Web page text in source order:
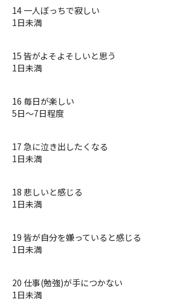
14 一人ぼっちで寂しい
1日未満
15 皆がよそよそしいと思う
1日未満
16 毎日が楽しい
5日〜7日程度
17 急に泣き出したくなる
1日未満
18 悲しいと感じる
1日未満
19 皆が自分を嫌っていると感じる
1日未満
20 仕事(勉強)が手につかない
1日未満